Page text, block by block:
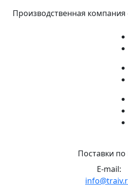
Производственная компания
Поставки
E-mail: